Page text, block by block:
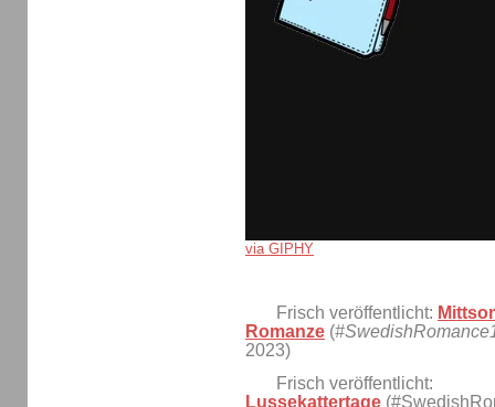
via GIPHY
Frisch veröffentlicht:
Romanze (
2023)
Frisch veröffentlicht:
Lussekattertage